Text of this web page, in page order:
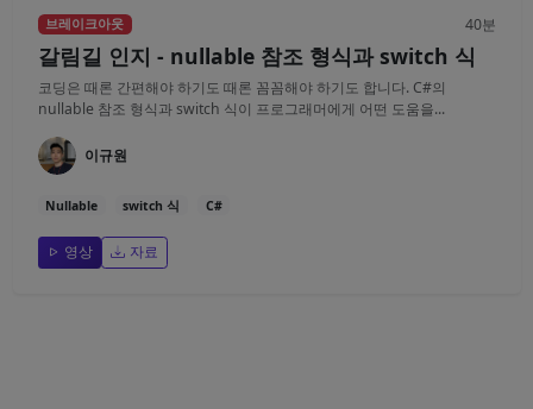
브레이크아웃 40분
갈림길 인지 - nullable 참조 형식과 switch 식
코딩은 때론 간편해야 하기도 때론 꼼꼼해야 하기도 합니다. C#의
nullable 참조 형식과 switch 식이 프로그래머에게 어떤 도움을...
이규원
Nullable switch 식 C#
영상 자료